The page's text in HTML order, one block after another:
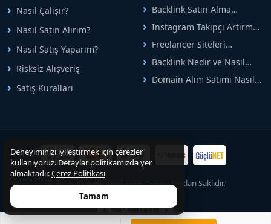
ticaretin güvenli
adreslerinden birisidir.
Nasıl Çalışır?
Nasıl Satın Alırım?
Nasıl Satış Yaparım?
Risksiz Alışveriş
Satış Kuralları
Backlink Satın Alma
Rehberi: Güvenli SEO İçin
Doğru Adımlar
Instagram Takipçi Artırma
Yöntemleri: Organik Büyüme
Rehberi
Freelancer Siteleri
Arasında Doğru Seçim Nasıl
Yapılır
Backlink Nedir ve Nasıl
Alınır? Etkili Yöntemler
Domain Alım Satımı Nasıl
© 2015-2026Hizlibul.com— Tüm Hakları Saklıdır.
Deneyiminizi iyileştirmek için çerezler
kullanıyoruz. Detaylar politikamızda yer
almaktadır.Çerez Politikası
Tamam